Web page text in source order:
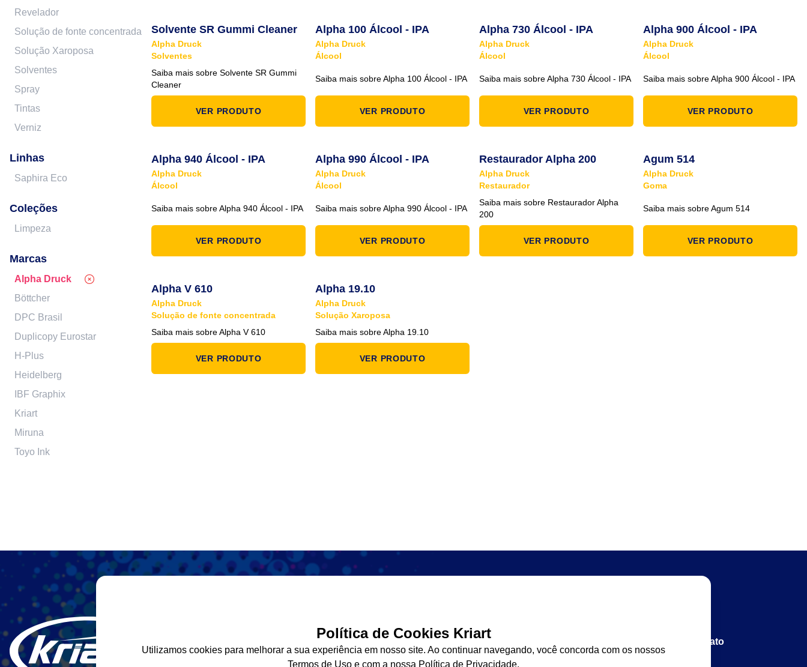
Revelador
Solução de fonte concentrada
Solução Xaroposa
Solventes
Spray
Tintas
Verniz
Linhas
Saphira Eco
Coleções
Limpeza
Marcas
Alpha Druck
Böttcher
DPC Brasil
Duplicopy Eurostar
H-Plus
Heidelberg
IBF Graphix
Kriart
Miruna
Toyo Ink
Solvente SR Gummi Cleaner
Alpha Druck
Solventes
Saiba mais sobre Solvente SR Gummi
Cleaner
VER PRODUTO
Alpha 100 Álcool - IPA
Alpha Druck
Álcool
Saiba mais sobre Alpha 100 Álcool - IPA
VER PRODUTO
Alpha 730 Álcool - IPA
Alpha Druck
Álcool
Saiba mais sobre Alpha 730 Álcool - IPA
VER PRODUTO
Alpha 900 Álcool - IPA
Alpha Druck
Álcool
Saiba mais sobre Alpha 900 Álcool - IPA
VER PRODUTO
Alpha 940 Álcool - IPA
Alpha Druck
Álcool
Saiba mais sobre Alpha 940 Álcool - IPA
VER PRODUTO
Alpha 990 Álcool - IPA
Alpha Druck
Álcool
Saiba mais sobre Alpha 990 Álcool - IPA
VER PRODUTO
Restaurador Alpha 200
Alpha Druck
Restaurador
Saiba mais sobre Restaurador Alpha
200
VER PRODUTO
Agum 514
Alpha Druck
Goma
Saiba mais sobre Agum 514
VER PRODUTO
Alpha V 610
Alpha Druck
Solução de fonte concentrada
Saiba mais sobre Alpha V 610
VER PRODUTO
Alpha 19.10
Alpha Druck
Solução Xaroposa
Saiba mais sobre Alpha 19.10
VER PRODUTO
A Kriart
Termos de Uso
Envie seus arquivos
Gravação em Chapas CTP
Entre em contato
Política de Cookies Kriart
Utilizamos cookies para melhorar a sua experiência em nosso site. Ao continuar navegando, você concorda com os nossos
Termos de Uso e com a nossa Política de Privacidade.